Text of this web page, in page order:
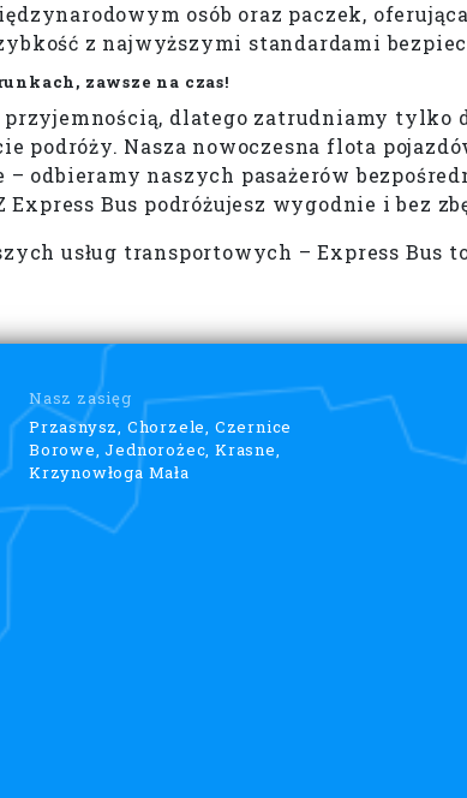
osób oraz paczek,
z najwyższymi standardami
zawsze na czas!
przyjemnością, dlatego zatrudniamy
podróży. Nasza nowoczesna flota
– odbieramy naszych pasażerów
Bus podróżujesz wygodnie i bez
usług transportowych – Express Bus
Nasz zasięg
Przasnysz, Chorzele, Czernice
Borowe, Jednorożec, Krasne,
Krzynowłoga Mała